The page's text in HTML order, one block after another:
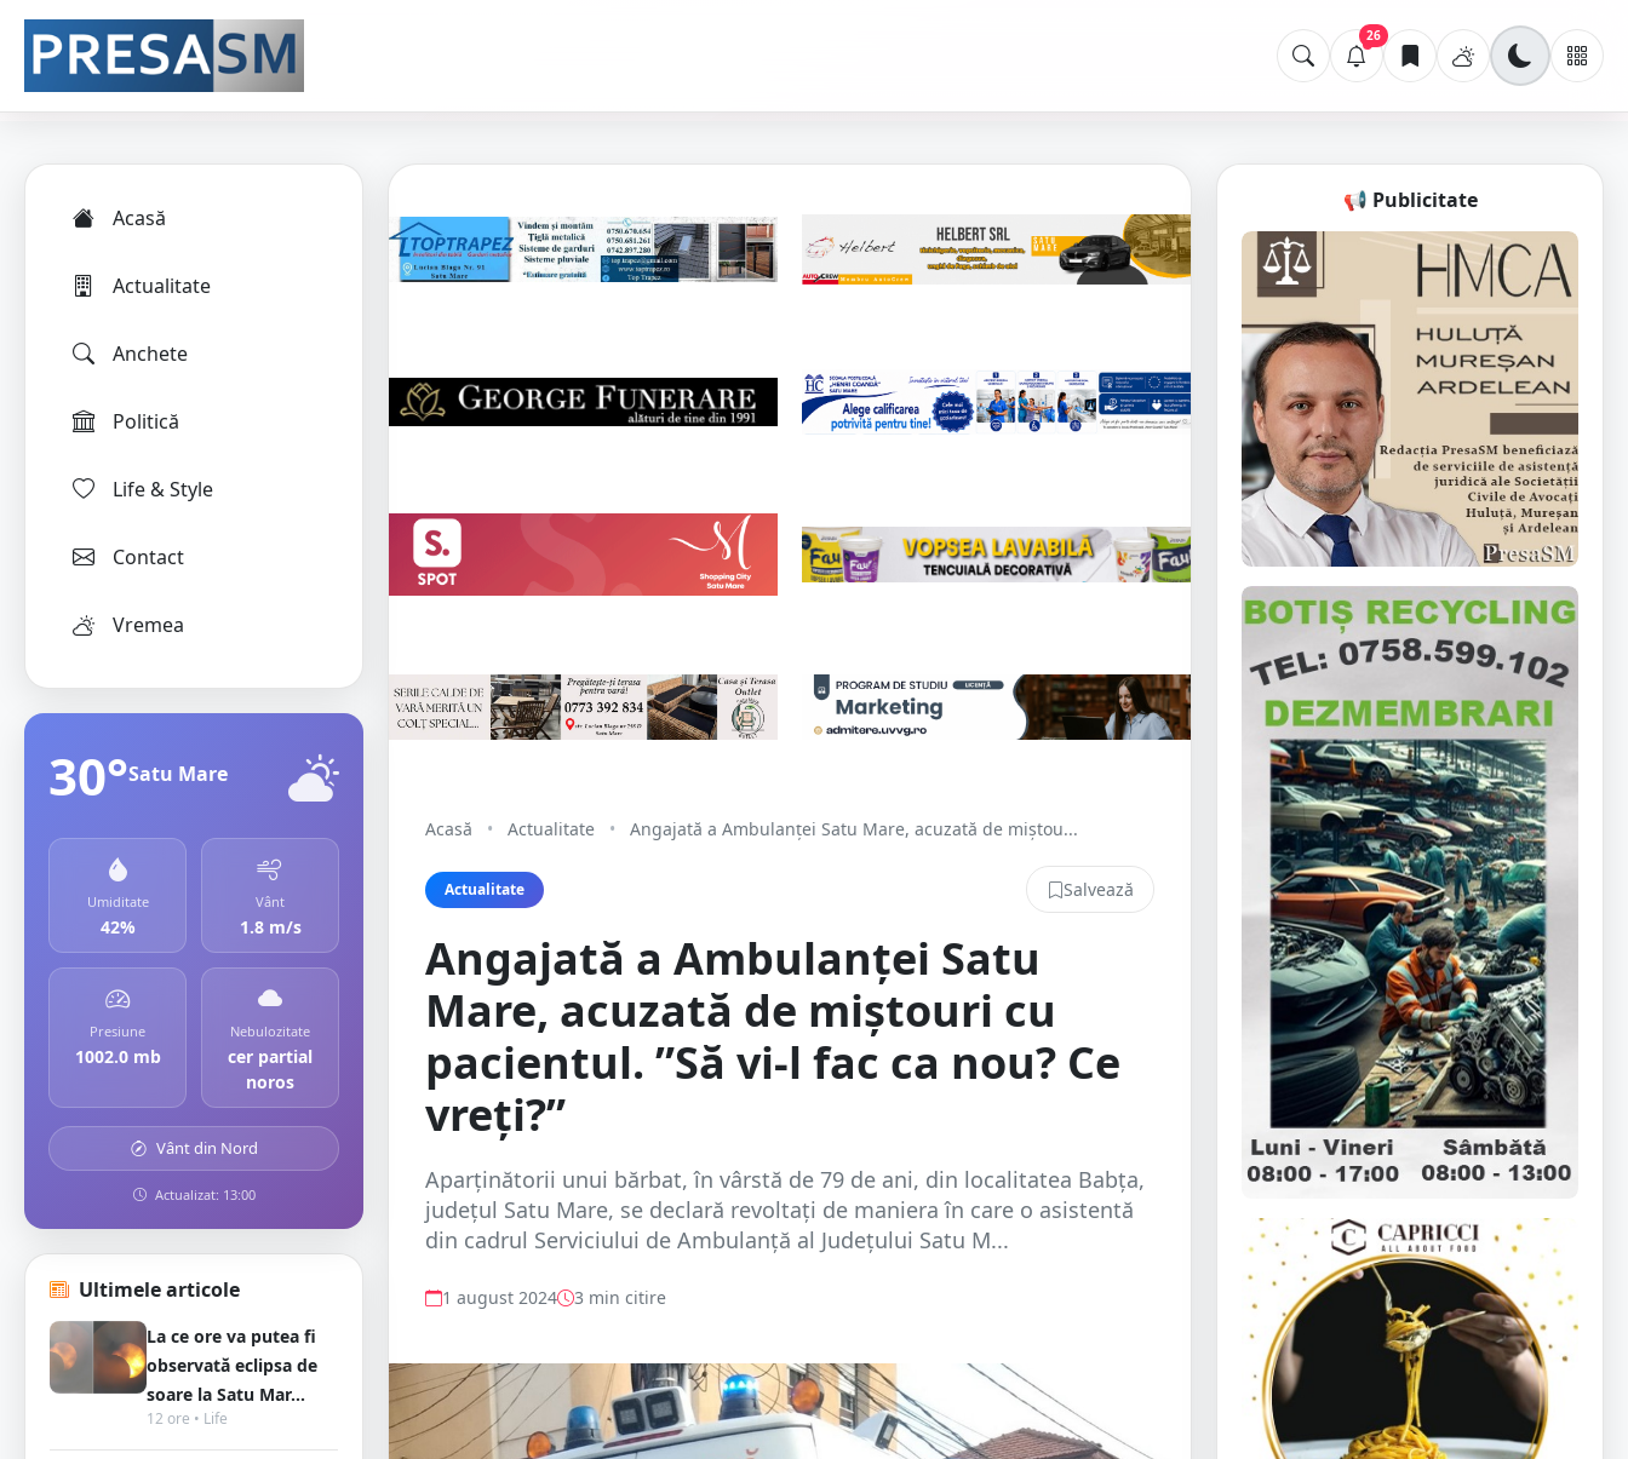
26
Acasă
Actualitate
Anchete
Politică
Life & Style
Contact
Vremea
30°Satu Mare
Umiditate
42%
Vânt
1.8 m/s
Presiune
1002.0 mb
Nebulozitate
cer partial
noros
Vânt din Nord
Actualizat: 13:00
Ultimele articole
La ce ore va putea fi
observată eclipsa de
soare la Satu Mar...
12 ore • Life
Acasă • Actualitate • Angajată a Ambulanței Satu Mare, acuzată de miștou...
Actualitate Salvează
Angajată a Ambulanței Satu
Mare, acuzată de miștouri cu
pacientul. ”Să vi-l fac ca nou? Ce
vreți?”
Aparținătorii unui bărbat, în vârstă de 79 de ani, din localitatea Babța,
județul Satu Mare, se declară revoltați de maniera în care o asistentă
din cadrul Serviciului de Ambulanță al Județului Satu M...
1 august 2024 3 min citire
📢 Publicitate